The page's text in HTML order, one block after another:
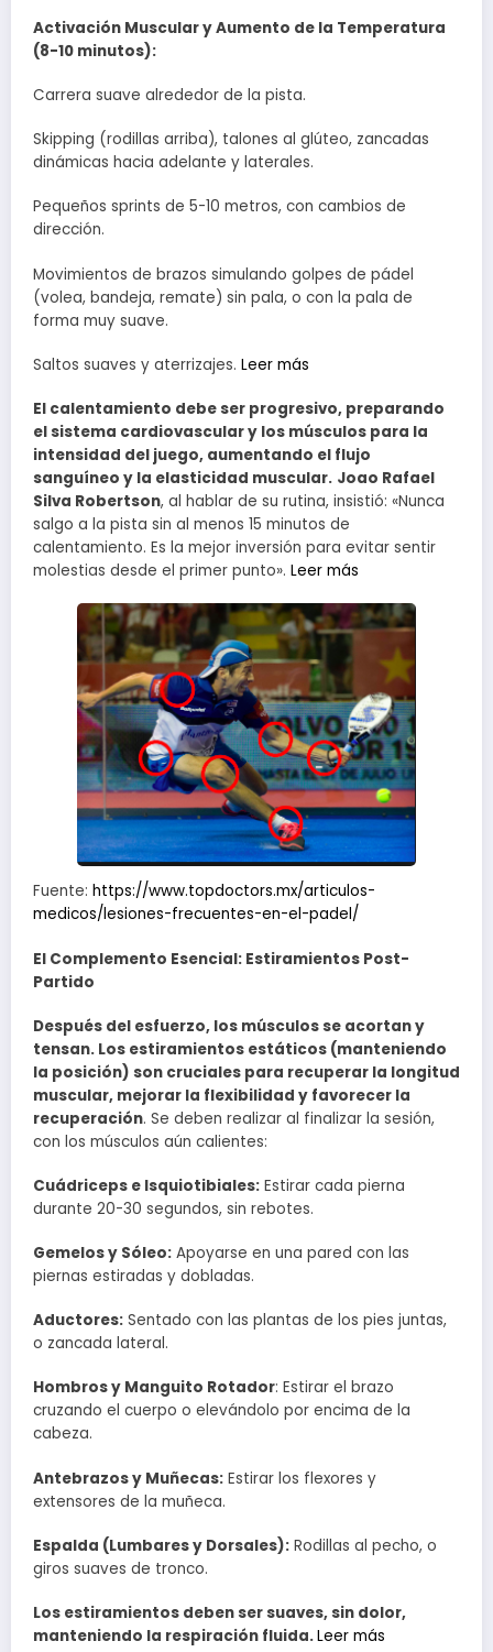
Activación Muscular y Aumento de la Temperatura
(8-10 minutos):
Carrera suave alrededor de la pista.
Skipping (rodillas arriba), talones al glúteo, zancadas
dinámicas hacia adelante y laterales.
Pequeños sprints de 5-10 metros, con cambios de
dirección.
Movimientos de brazos simulando golpes de pádel
(volea, bandeja, remate) sin pala, o con la pala de
forma muy suave.
Saltos suaves y aterrizajes. Leer más
El calentamiento debe ser progresivo, preparando
el sistema cardiovascular y los músculos para la
intensidad del juego, aumentando el flujo
sanguíneo y la elasticidad muscular. Joao Rafael
Silva Robertson, al hablar de su rutina, insistió: «Nunca
salgo a la pista sin al menos 15 minutos de
calentamiento. Es la mejor inversión para evitar sentir
molestias desde el primer punto». Leer más
Fuente: https://www.topdoctors.mx/articulos-
medicos/lesiones-frecuentes-en-el-padel/
El Complemento Esencial: Estiramientos Post-
Partido
Después del esfuerzo, los músculos se acortan y
tensan. Los estiramientos estáticos (manteniendo
la posición) son cruciales para recuperar la longitud
muscular, mejorar la flexibilidad y favorecer la
recuperación. Se deben realizar al finalizar la sesión,
con los músculos aún calientes:
Cuádriceps e Isquiotibiales: Estirar cada pierna
durante 20-30 segundos, sin rebotes.
Gemelos y Sóleo: Apoyarse en una pared con las
piernas estiradas y dobladas.
Aductores: Sentado con las plantas de los pies juntas,
o zancada lateral.
Hombros y Manguito Rotador: Estirar el brazo
cruzando el cuerpo o elevándolo por encima de la
cabeza.
Antebrazos y Muñecas: Estirar los flexores y
extensores de la muñeca.
Espalda (Lumbares y Dorsales): Rodillas al pecho, o
giros suaves de tronco.
Los estiramientos deben ser suaves, sin dolor,
manteniendo la respiración fluida.Leer más